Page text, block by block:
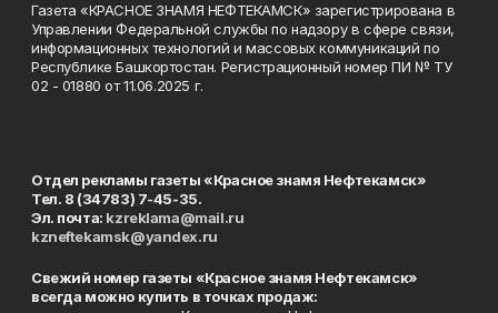
Газета «КРАСНОЕ ЗНАМЯ НЕФТЕКАМСК» зарегистрирована в
Управлении Федеральной службы по надзору в сфере связи,
информационных технологий и массовых коммуникаций по
Республике Башкортостан. Регистрационный номер ПИ № ТУ
02 - 01880 от 11.06.2025 г.
Отдел рекламы газеты «Красное знамя Нефтекамск»
Тел. 8 (34783) 7-45-35.
Эл. почта: kzreklama@mail.ru
kzneftekamsk@yandex.ru
Свежий номер газеты «Красное знамя Нефтекамск»
всегда можно купить в точках продаж: